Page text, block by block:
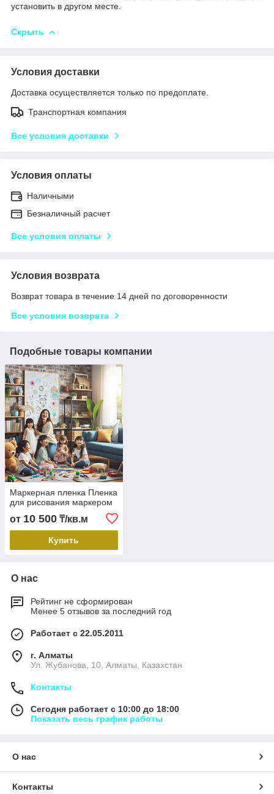
установить в другом месте.
Скрыть
Условия доставки
Доставка осуществляется только по предоплате.
Транспортная компания
Все условия доставки
Условия оплаты
Наличными
Безналичный расчет
Все условия оплаты
Условия возврата
Возврат товара в течение 14 дней по договоренности
Все условия возврата
Подобные товары компании
Маркерная пленка Пленка
для рисования маркером
от 10 500 ₸/кв.м
Купить
О нас
Рейтинг не сформирован
Менее 5 отзывов за последний год
Работает с 22.05.2011
г. Алматы
Ул. Жубанова, 10, Алматы, Казахстан
Контакты
Сегодня работает с 10:00 до 18:00
Показать весь график работы
О нас
Контакты